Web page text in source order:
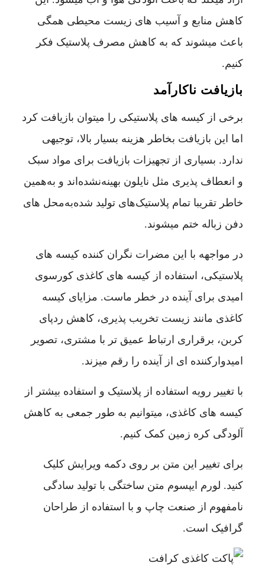
کاهش منابع و آسیب های زیست محیطی همگی
باعث میشوند که به کاهش مصرف پلاستیک فکر
کنیم.
بازیافت ناکارآمد
برخی از کیسه های پلاستیکی را میتوان بازیافت کرد
اما این بازیافت بخاطر هزینه بسیار بالا، توجیهی
ندارد. بسیاری از تجهیزات بازیافت برای مواد سبک
و انعطاف پذیری مثل نایلون بهینه‌نشده‌اند و به‌همین
خاطر تقریبا تمام پلاستیک‌های تولید شده‌به‌محل‌ های
دفن زباله‌ ختم میشوند.
در مواجهه با این مضرات نگران کننده کیسه های
پلاستیکی، استفاده از کیسه های کاغذی کورسوی
امیدی برای آینده در خطر ماست. مزایای کیسه
کاغذی مانند زیست تخریب پذیری، کاهش ردپای
کربن، برقراری ارتباط عمیق تر با مشتری، تصویر
امیدوارکننده ای از آینده را رقم میزند.
با تغییر رویه استفاده از پلاستیک و استفاده بیشتر از
کیسه های کاغذی، میتوانیم به طور جمعی به کاهش
آلودگی کره زمین کمک کنیم.
برای تغییر این متن بر روی دکمه ویرایش کلیک
کنید. لورم ایپسوم متن ساختگی با تولید سادگی
نامفهوم از صنعت چاپ و با استفاده از طراحان
گرافیک است.